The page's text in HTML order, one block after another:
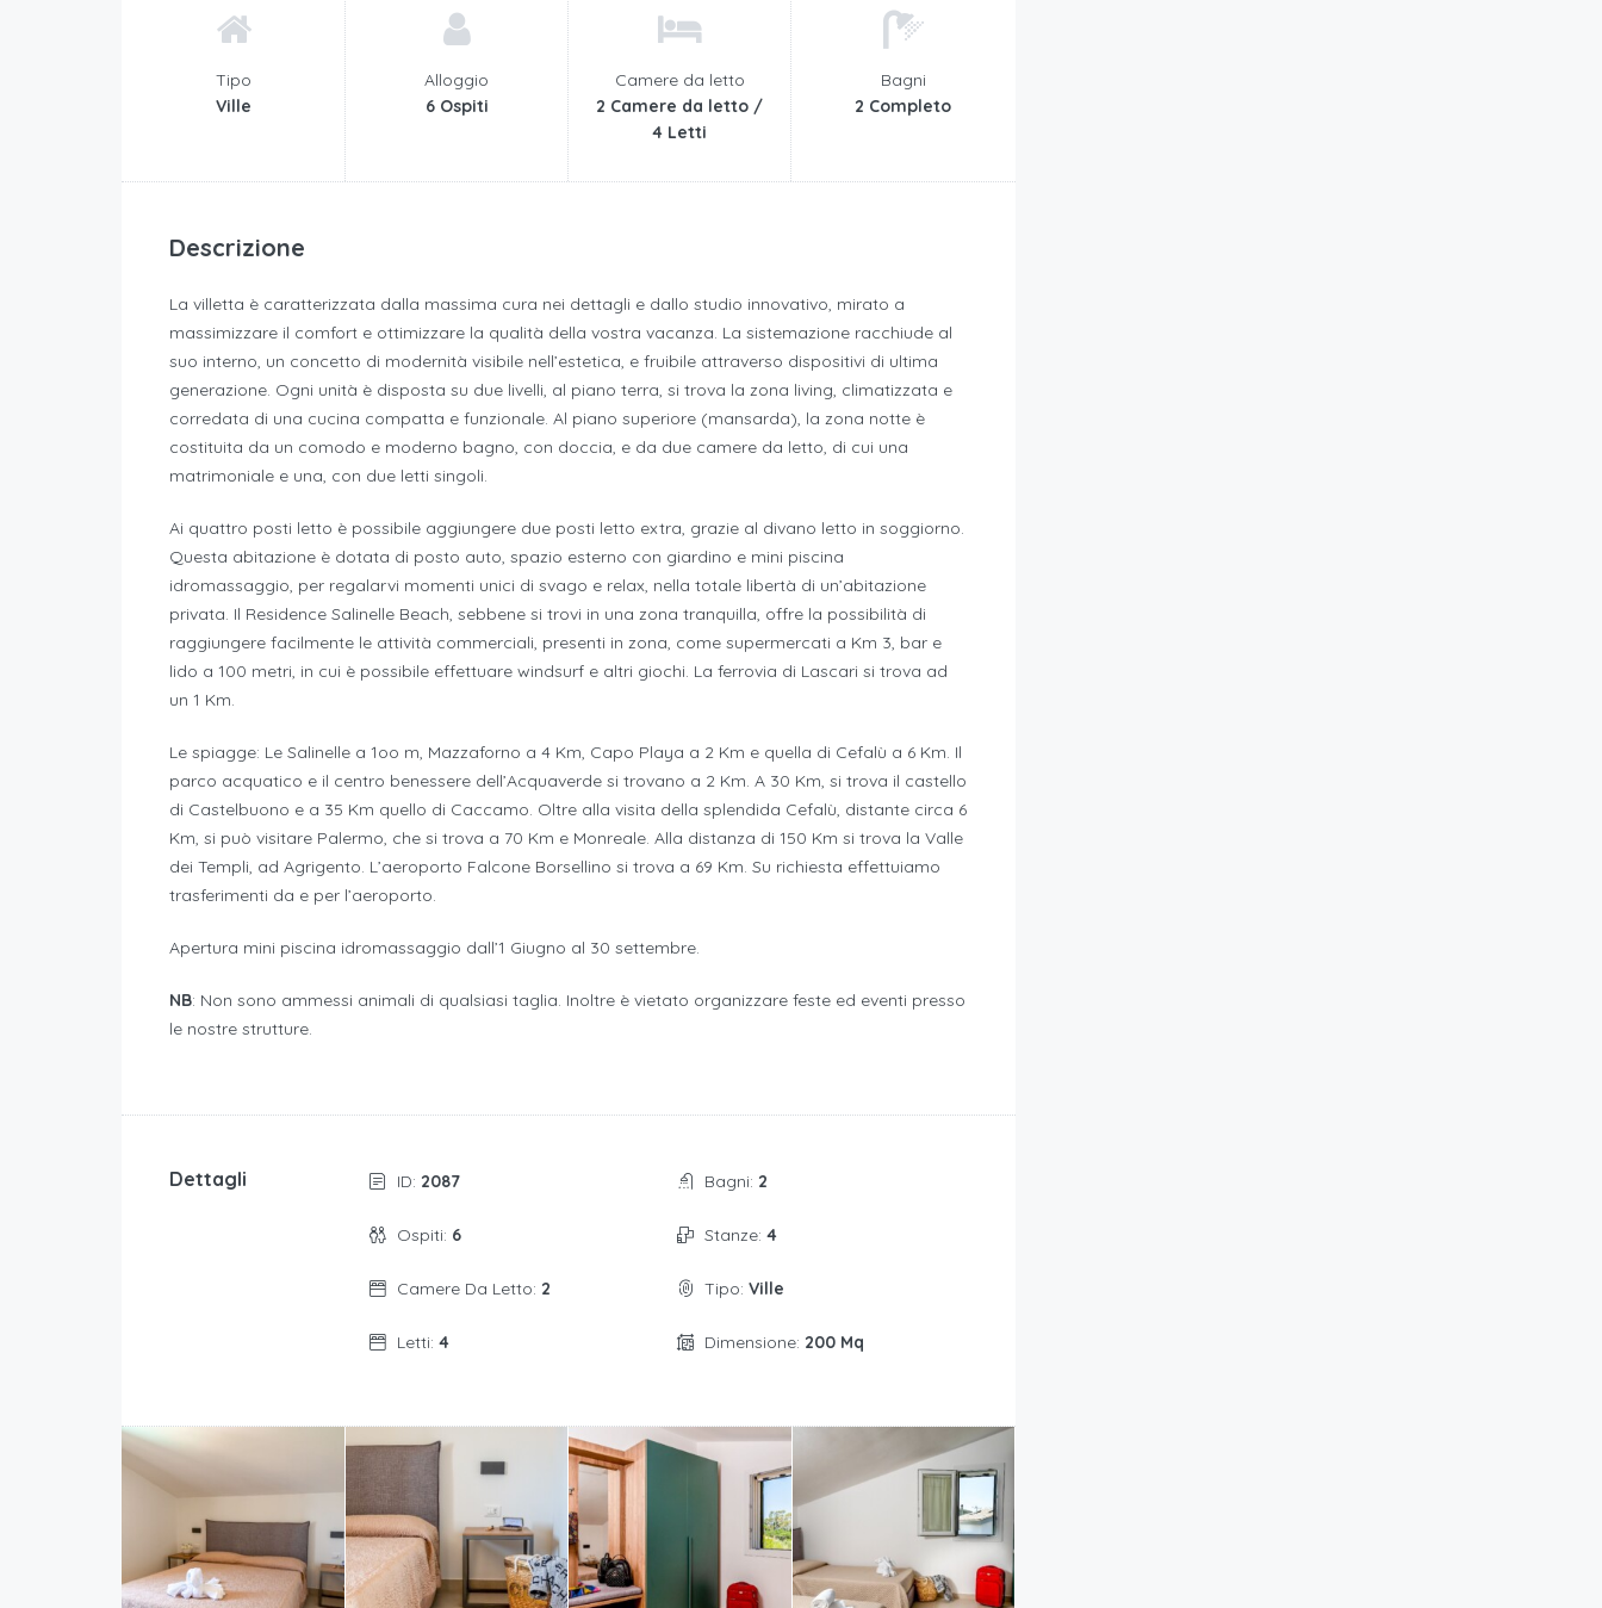
Tipo
Ville
Alloggio
6 Ospiti
Camere da letto
2 Camere da letto /
4 Letti
Bagni
2 Completo
Descrizione
La villetta è caratterizzata dalla massima cura nei dettagli e dallo studio innovativo, mirato a
massimizzare il comfort e ottimizzare la qualità della vostra vacanza. La sistemazione racchiude al
suo interno, un concetto di modernità visibile nell’estetica, e fruibile attraverso dispositivi di ultima
generazione. Ogni unità è disposta su due livelli, al piano terra, si trova la zona living, climatizzata e
corredata di una cucina compatta e funzionale. Al piano superiore (mansarda), la zona notte è
costituita da un comodo e moderno bagno, con doccia, e da due camere da letto, di cui una
matrimoniale e una, con due letti singoli.
Ai quattro posti letto è possibile aggiungere due posti letto extra, grazie al divano letto in soggiorno.
Questa abitazione è dotata di posto auto, spazio esterno con giardino e mini piscina
idromassaggio, per regalarvi momenti unici di svago e relax, nella totale libertà di un’abitazione
privata. Il Residence Salinelle Beach, sebbene si trovi in una zona tranquilla, offre la possibilità di
raggiungere facilmente le attività commerciali, presenti in zona, come supermercati a Km 3, bar e
lido a 100 metri, in cui è possibile effettuare windsurf e altri giochi. La ferrovia di Lascari si trova ad
un 1 Km.
Le spiagge: Le Salinelle a 1oo m, Mazzaforno a 4 Km, Capo Playa a 2 Km e quella di Cefalù a 6 Km. Il
parco acquatico e il centro benessere dell’Acquaverde si trovano a 2 Km. A 30 Km, si trova il castello
di Castelbuono e a 35 Km quello di Caccamo. Oltre alla visita della splendida Cefalù, distante circa 6
Km, si può visitare Palermo, che si trova a 70 Km e Monreale. Alla distanza di 150 Km si trova la Valle
dei Templi, ad Agrigento. L’aeroporto Falcone Borsellino si trova a 69 Km. Su richiesta effettuiamo
trasferimenti da e per l’aeroporto.
Apertura mini piscina idromassaggio dall’1 Giugno al 30 settembre.
NB: Non sono ammessi animali di qualsiasi taglia. Inoltre è vietato organizzare feste ed eventi presso
le nostre strutture.
Dettagli ID: 2087
Ospiti: 6
Camere Da Letto: 2
Letti: 4
Bagni: 2
Stanze: 4
Tipo: Ville
Dimensione: 200 Mq